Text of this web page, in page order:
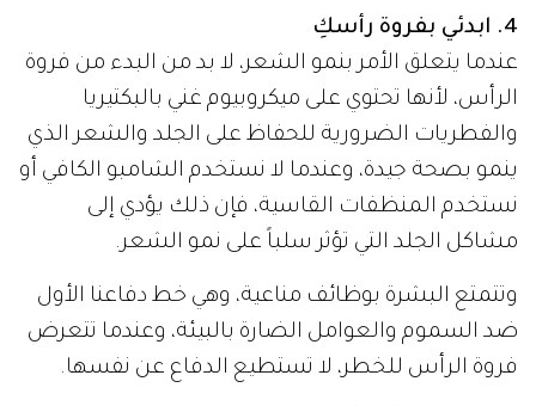
4. ابدئي بفروة رأسكِ
عندما يتعلق الأمر بنمو الشعر، لا بد من البدء من فروة
الرأس، لأنها تحتوي على ميكروبيوم غني بالبكتيريا
والفطريات الضرورية للحفاظ على الجلد والشعر الذي
ينمو بصحة جيدة، وعندما لا نستخدم الشامبو الكافي أو
نستخدم المنظفات القاسية، فإن ذلك يؤدي إلى
مشاكل الجلد التي تؤثر سلباً على نمو الشعر.
وتتمتع البشرة بوظائف مناعية، وهي خط دفاعنا الأول
ضد السموم والعوامل الضارة بالبيئة، وعندما تتعرض
فروة الرأس للخطر، لا تستطيع الدفاع عن نفسها.